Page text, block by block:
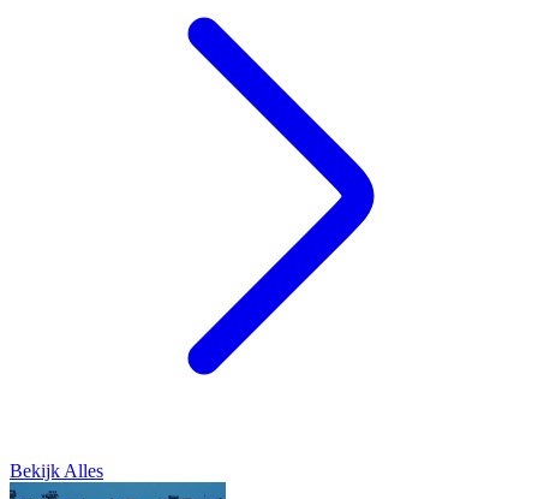
Bekijk Alles